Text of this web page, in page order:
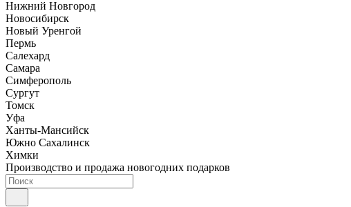
Нижний Новгород
Новосибирск
Новый Уренгой
Пермь
Салехард
Самара
Симферополь
Сургут
Томск
Уфа
Ханты-Мансийск
Южно Сахалинск
Химки
Производство и продажа новогодних подарков